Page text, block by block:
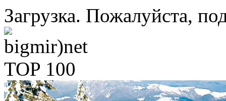
Загрузка. Пожалуйста,